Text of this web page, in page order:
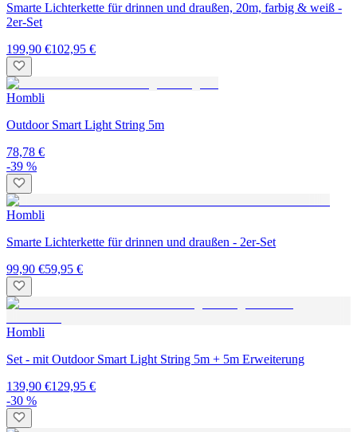
Smarte Lichterkette für drinnen und draußen, 20m, farbig & weiß -
2er-Set
199,90 €102,95 €
Hombli
Outdoor Smart Light String 5m
78,78 €
-39 %
Hombli
Smarte Lichterkette für drinnen und draußen - 2er-Set
99,90 €59,95 €
Hombli
Set - mit Outdoor Smart Light String 5m + 5m Erweiterung
139,90 €129,95 €
-30 %